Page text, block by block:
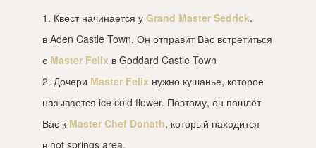
1. Квест начинается у Grand Master Sedrick.
в Aden Castle Town. Он отправит Вас встретиться
с Master Felix в Goddard Castle Town
2. Дочери Master Felix нужно кушанье, которое
называется ice cold flower. Поэтому, он пошлёт
Вас к Master Chef Donath, который находится
в hot springs area.